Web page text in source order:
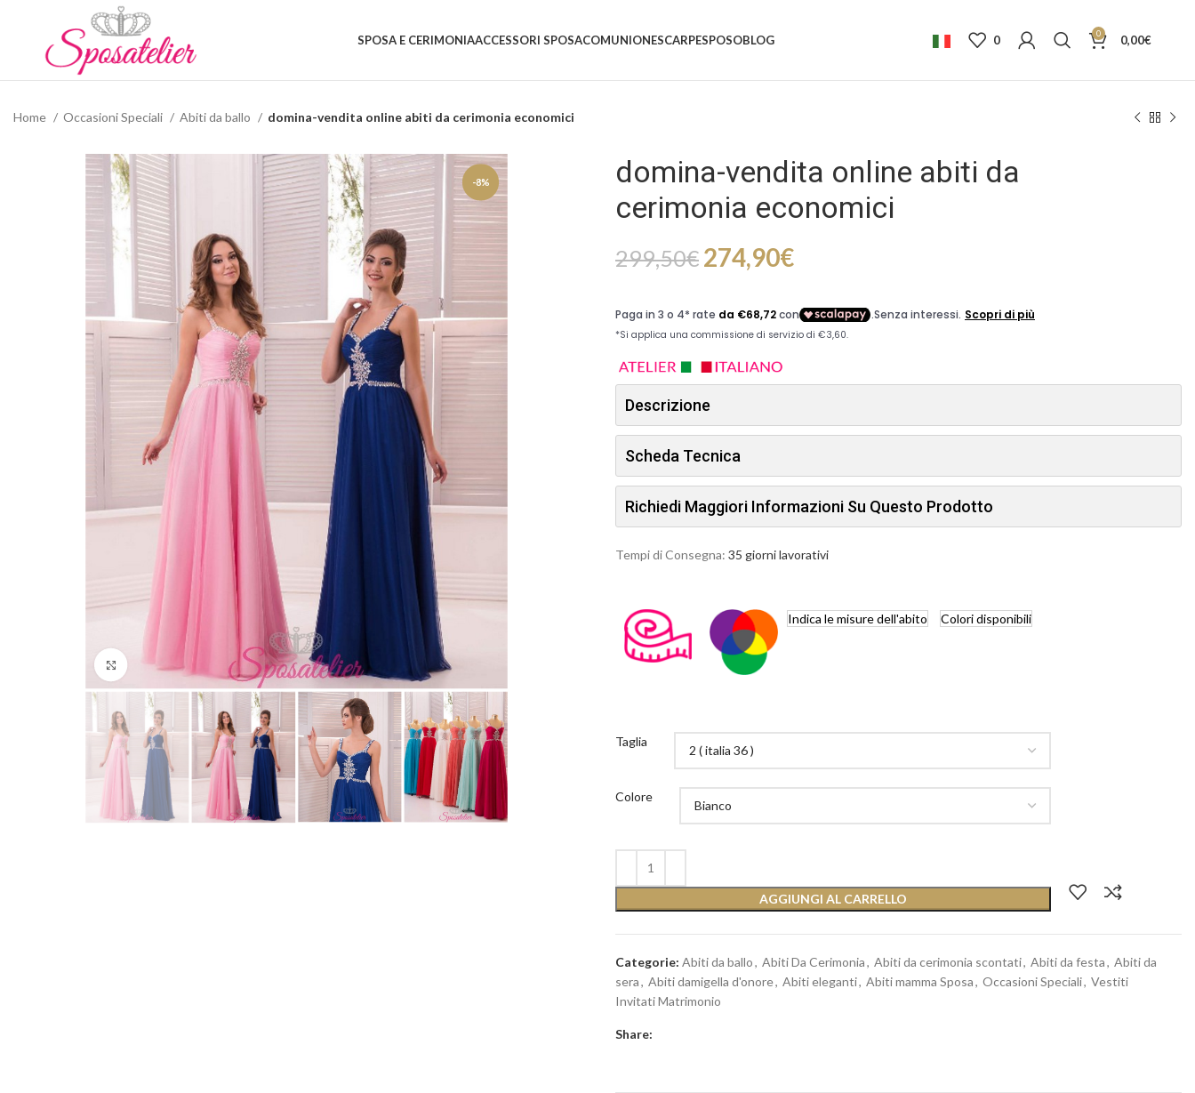
SPOSA E CERIMONIAACCESSORI SPOSACOMUNIONESCARPESPOSOBLOG 0 0 0,00€
Home Occasioni Speciali Abiti da ballo domina-vendita online abiti da cerimonia economici
-8%
Click to enlarge
domina-vendita online abiti da
cerimonia economici
299,50€ 274,90€
Descrizione
Scheda Tecnica
Richiedi Maggiori Informazioni Su Questo Prodotto
Tempi di Consegna: 35 giorni lavorativi
Indica le misure dell'abito Coloridisponibili
Taglia
Colore
AGGIUNGI AL CARRELLO
Categorie: Abiti da ballo, Abiti Da Cerimonia, Abiti da cerimonia scontati, Abiti da festa, Abiti da
sera, Abiti damigella d'onore, Abiti eleganti, Abiti mamma Sposa, Occasioni Speciali, Vestiti
Invitati Matrimonio
Share: